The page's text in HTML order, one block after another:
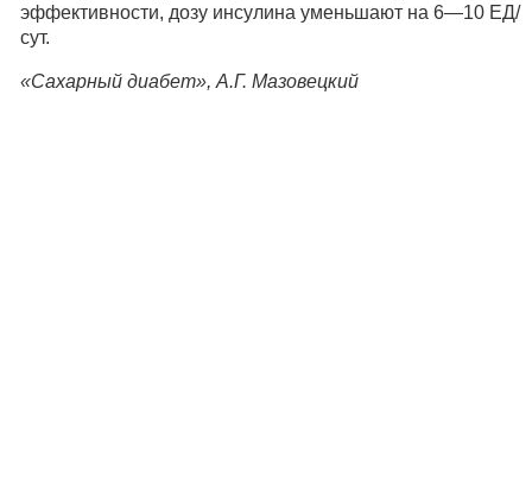
эффективности, дозу инсулина уменьшают на 6—10 ЕД/
сут.
«Сахарный диабет», А.Г. Мазовецкий